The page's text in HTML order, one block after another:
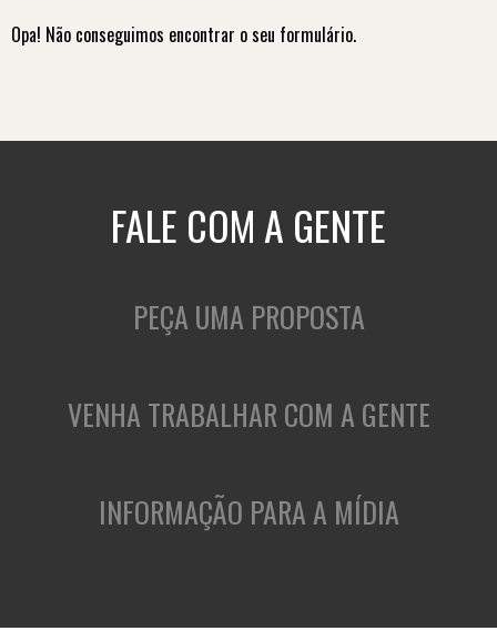
Opa! Não conseguimos encontrar o seu formulário.
FALE COM A GENTE
PEÇA UMA PROPOSTA
VENHA TRABALHAR COM A GENTE
INFORMAÇÃO PARA A MÍDIA